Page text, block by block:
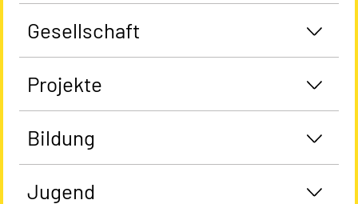
Gesellschaft
Projekte
Bildung
Jugend